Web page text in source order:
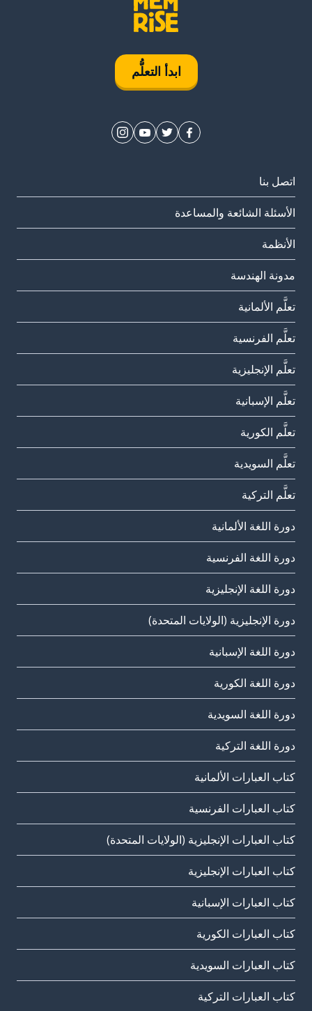
ابدأ التعلُّم
اتصل بنا
الأسئلة الشائعة والمساعدة
الأنظمة
مدونة الهندسة
تعلَّم الألمانية
تعلَّم الفرنسية
تعلَّم الإنجليزية
تعلَّم الإسبانية
تعلَّم الكورية
تعلَّم السويدية
تعلَّم التركية
دورة اللغة الألمانية
دورة اللغة الفرنسية
دورة اللغة الإنجليزية
دورة الإنجليزية (الولايات المتحدة)
دورة اللغة الإسبانية
دورة اللغة الكورية
دورة اللغة السويدية
دورة اللغة التركية
كتاب العبارات الألمانية
كتاب العبارات الفرنسية
كتاب العبارات الإنجليزية (الولايات المتحدة)
كتاب العبارات الإنجليزية
كتاب العبارات الإسبانية
كتاب العبارات الكورية
كتاب العبارات السويدية
كتاب العبارات التركية